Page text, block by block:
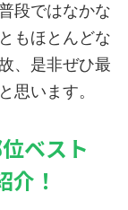
段ではなかな
もほとんどな
、是非ぜひ最
思います。
ベスト
介！